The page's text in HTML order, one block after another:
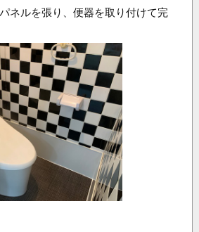
ネルを張り、便器を取り付けて完